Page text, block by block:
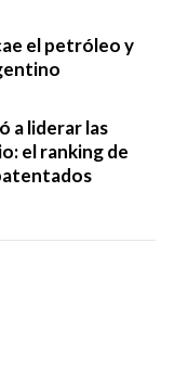
el petróleo y
a liderar las
el ranking de